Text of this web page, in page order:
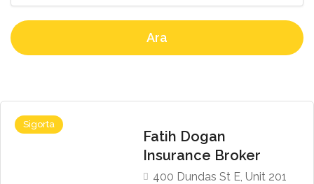
Ara
Sigorta
Fatih Dogan
Insurance Broker
400 Dundas St E, Unit 201